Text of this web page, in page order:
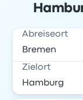
Abreiseort
Zielort